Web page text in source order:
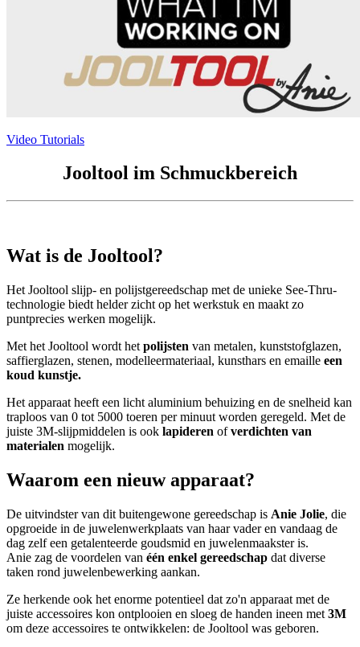
Video Tutorials
Jooltool im Schmuckbereich
Wat is de Jooltool?
Het Jooltool slijp- en polijstgereedschap met de unieke See-Thru-
technologie biedt helder zicht op het werkstuk en maakt zo
puntprecies werken mogelijk.
Met het Jooltool wordt het polijsten van metalen, kunststofglazen,
saffierglazen, stenen, modelleermateriaal, kunsthars en emaille een
koud kunstje.
Het apparaat heeft een licht aluminium behuizing en de snelheid kan
traploos van 0 tot 5000 toeren per minuut worden geregeld. Met de
juiste 3M-slijpmiddelen is ook lapideren ofverdichten van
materialen mogelijk.
Waarom een nieuw apparaat?
De uitvindster van dit buitengewone gereedschap is Anie Jolie, die
opgroeide in de juwelenwerkplaats van haar vader en vandaag de
dag zelf een getalenteerde goudsmid en juwelenmaakster is.
Anie zag de voordelen van één enkel gereedschap dat diverse
taken rond juwelenbewerking aankan.
Ze herkende ook het enorme potentieel dat zo'n apparaat met de
juiste accessoires kon ontplooien en sloeg de handen ineen met 3M
om deze accessoires te ontwikkelen: de Jooltool was geboren.